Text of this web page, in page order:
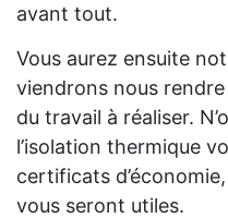
avant tout.
Vous aurez ensuite
viendrons nous
du travail à réaliser.
l’isolation thermique
certificats
vous seront utiles.